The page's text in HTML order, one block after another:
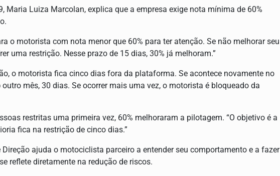
Maria Luiza Marcolan, explica que a empresa exige nota mínima de 60%
o motorista com nota menor que 60% para ter atenção. Se não melhorar seu
uma restrição. Nesse prazo de 15 dias, 30% já melhoram.”
o motorista fica cinco dias fora da plataforma. Se acontece novamente no
mês, 30 dias. Se ocorrer mais uma vez, o motorista é bloqueado da
restritas uma primeira vez, 60% melhoraram a pilotagem. “O objetivo é a
fica na restrição de cinco dias.”
Direção ajuda o motociclista parceiro a entender seu comportamento e a fazer
reflete diretamente na redução de riscos.